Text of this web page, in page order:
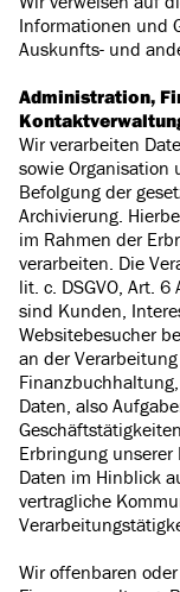
Informationen und
Auskunfts- und
Administration,
Wir verarbeiten
sowie Organisation
Befolgung der
Archivierung.
im Rahmen der
verarbeiten. Die
lit. c. DSGVO, Art.
sind Kunden,
Websitebesucher
an der
Daten, also
Erbringung
Daten im Hinblick
vertragliche
Wir offenbaren